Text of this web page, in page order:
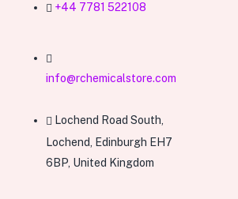
+44 7781 522108
info@rchemicalstore.com
Lochend Road South,
Lochend, Edinburgh EH7
6BP, United Kingdom